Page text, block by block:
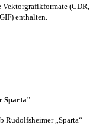
(CDR,
enthalten.
Sparta"
Rudolfsheimer „Sparta“